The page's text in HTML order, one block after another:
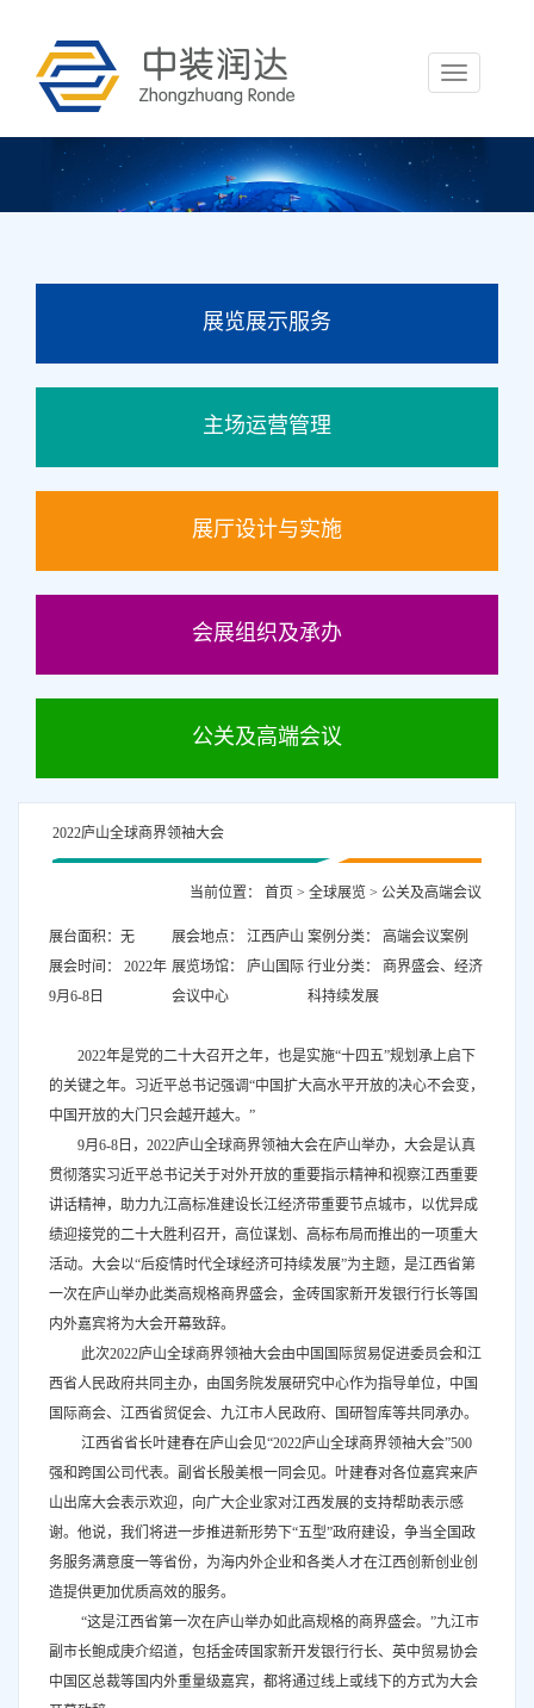
Toggle
展览展示服务
主场运营管理
展厅设计与实施
会展组织及承办
公关及高端会议
2022庐山全球商界领袖大会
当前位置： 首页 > 全球展览 > 公关及高端会议
展台面积：无 展会地点： 江西庐山 案例分类： 高端会议案例
展会时间： 2022年
9月6-8日
展览场馆： 庐山国际
会议中心
行业分类： 商界盛会、经济
科持续发展
2022年是党的二十大召开之年，也是实施“十四五”规划承上启下
的关键之年。习近平总书记强调“中国扩大高水平开放的决心不会变，
中国开放的大门只会越开越大。”
9月6-8日，2022庐山全球商界领袖大会在庐山举办，大会是认真
贯彻落实习近平总书记关于对外开放的重要指示精神和视察江西重要
讲话精神，助力九江高标准建设长江经济带重要节点城市，以优异成
绩迎接党的二十大胜利召开，高位谋划、高标布局而推出的一项重大
活动。大会以“后疫情时代全球经济可持续发展”为主题，是江西省第
一次在庐山举办此类高规格商界盛会，金砖国家新开发银行行长等国
内外嘉宾将为大会开幕致辞。
此次2022庐山全球商界领袖大会由中国国际贸易促进委员会和江
西省人民政府共同主办，由国务院发展研究中心作为指导单位，中国
国际商会、江西省贸促会、九江市人民政府、国研智库等共同承办。
江西省省长叶建春在庐山会见“2022庐山全球商界领袖大会”500
强和跨国公司代表。副省长殷美根一同会见。叶建春对各位嘉宾来庐
山出席大会表示欢迎，向广大企业家对江西发展的支持帮助表示感
谢。他说，我们将进一步推进新形势下“五型”政府建设，争当全国政
务服务满意度一等省份，为海内外企业和各类人才在江西创新创业创
造提供更加优质高效的服务。
“这是江西省第一次在庐山举办如此高规格的商界盛会。”九江市
副市长鲍成庚介绍道，包括金砖国家新开发银行行长、英中贸易协会
中国区总裁等国内外重量级嘉宾，都将通过线上或线下的方式为大会